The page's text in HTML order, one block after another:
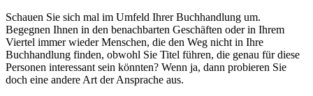
Schauen Sie sich mal im Umfeld Ihrer Buchhandlung um.
Begegnen Ihnen in den benachbarten Geschäften oder in Ihrem
Viertel immer wieder Menschen, die den Weg nicht in Ihre
Buchhandlung finden, obwohl Sie Titel führen, die genau für diese
Personen interessant sein könnten? Wenn ja, dann probieren Sie
doch eine andere Art der Ansprache aus.